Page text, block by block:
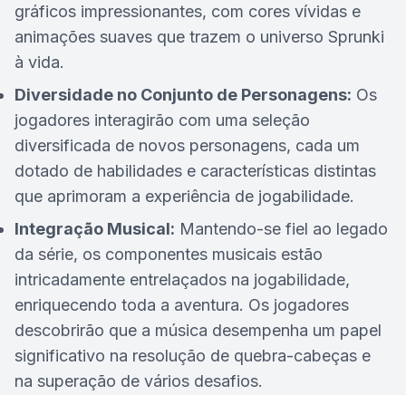
gráficos impressionantes, com cores vívidas e
animações suaves que trazem o universo Sprunki
à vida.
Diversidade no Conjunto de Personagens: Os
jogadores interagirão com uma seleção
diversificada de novos personagens, cada um
dotado de habilidades e características distintas
que aprimoram a experiência de jogabilidade.
Integração Musical: Mantendo-se fiel ao legado
da série, os componentes musicais estão
intricadamente entrelaçados na jogabilidade,
enriquecendo toda a aventura. Os jogadores
descobrirão que a música desempenha um papel
significativo na resolução de quebra-cabeças e
na superação de vários desafios.